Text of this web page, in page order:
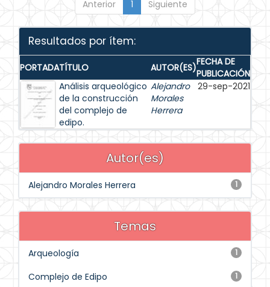
Anterior 1 Siguiente
Resultados por ítem:
PORTADATÍTULO AUTOR(ES)FECHA DE
PUBLICACIÓN
Análisis arqueológico
de la construcción
del complejo de
edipo.
Alejandro
Morales
Herrera
29-sep-2021
Autor(es)
1
Alejandro Morales Herrera
Temas
1
Arqueología
1
Complejo de Edipo